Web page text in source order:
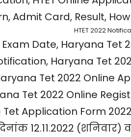
HTET 2022
Date, Haryana Tet
Haryana Tet
Tet 2022 Online
Tet 2022 Online
Application Form 2022,
12.11.2022 (शनिवार)